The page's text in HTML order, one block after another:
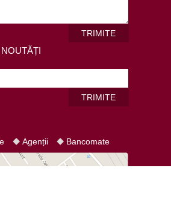
TRIMITE
TRIMITE
Agenții Bancomate